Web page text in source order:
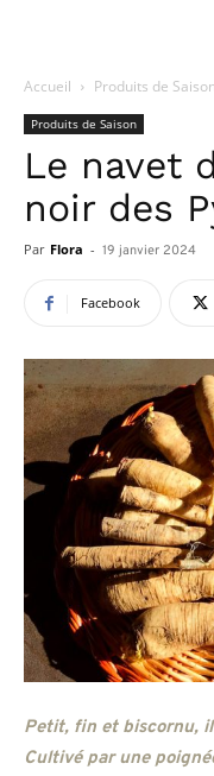
Accueil Produits de
Produits de Saison
Le navet
noir des
Par Flora - 19 janvier 2024
Facebook
Petit, fin et biscornu,
Cultivé par une